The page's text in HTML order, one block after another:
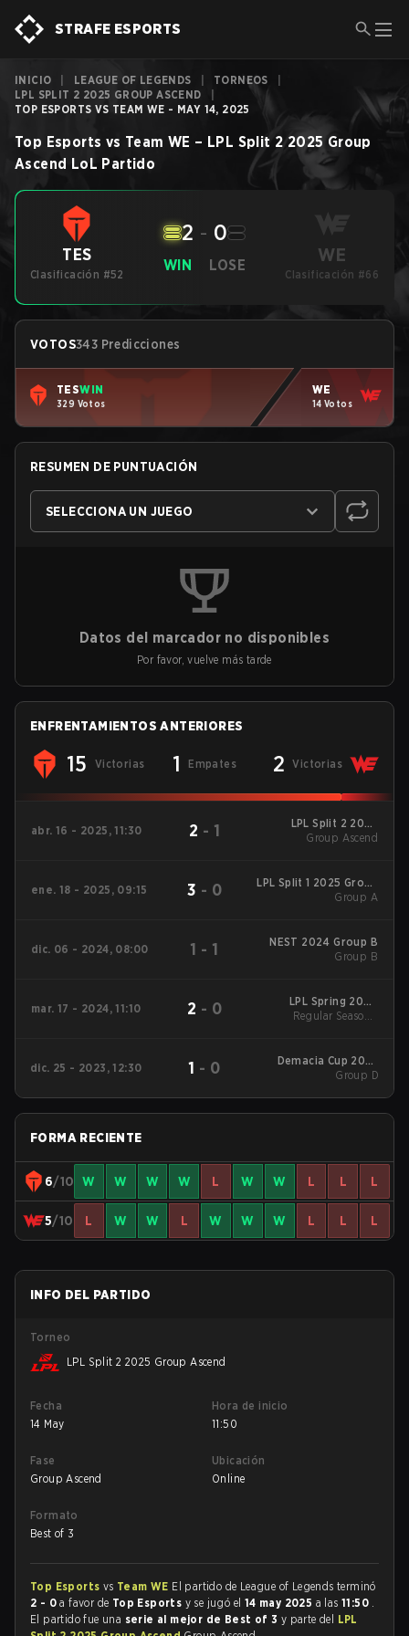
STRAFE ESPORTS
INICIO LEAGUE OF LEGENDS TORNEOS
LPL SPLIT 2 2025 GROUP ASCEND
TOP ESPORTS VS TEAM WE - MAY 14, 2025
Top Esports vs Team WE – LPL Split 2 2025 Group
Ascend LoL Partido
TES
Clasificación #52
WIN
2 - 0
LOSE WE
Clasificación #66
VOTOS343 Predicciones
TESWIN
329 Votos
WE
14 Votos
RESUMEN DE PUNTUACIÓN
SELECCIONA UN JUEGO
Datos del marcador no disponibles
Por favor, vuelve más tarde
ENFRENTAMIENTOS ANTERIORES
15 Victorias 1 Empates 2 Victorias
abr. 16 - 2025, 11:30 2 - 1
LPL Split 2 2025
Group Ascend
Group Ascend
ene. 18 - 2025, 09:15 3 - 0
LPL Split 1 2025 Group
A
Group A
dic. 06 - 2024, 08:00 1 - 1
NEST 2024 Group B
Group B
mar. 17 - 2024, 11:10 2 - 0
LPL Spring 2024
Regular Season
Regular Season -
dic. 25 - 2023, 12:30 1 - 0
Demacia Cup 2023
Group D
Group D
FORMA RECIENTE
6/10 W W W W L W W L L L
5/10 L W W L W W W L L L
INFO DEL PARTIDO
Torneo
LPL Split 2 2025 Group Ascend
Fecha
14 May
Hora de inicio
11:50
Fase
Group Ascend
Ubicación
Online
Formato
Best of 3
Top Esports vs Team WE El partido de League of Legends terminó
2 - 0 a favor de Top Esports y se jugó el 14 may 2025 a las11:50 .
El partido fue una serie al mejor de Best of 3 y parte del LPL